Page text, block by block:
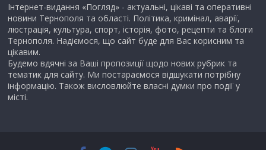
Інтернет-видання «Погляд» - актуальні, цікаві та оперативні
новини Тернополя та області. Політика, кримінал, аварії,
люстрація, культура, спорт, історія, фото, рецепти та блоги
Тернополя. Надіємося, що сайт буде для Вас корисним та
цікавим.
Будемо вдячні за Ваші пропозиції щодо нових рубрик та
тематик для сайту. Ми постараємося відшукати потрібну
інформацію. Також висловлюйте власні думки про події у
місті.